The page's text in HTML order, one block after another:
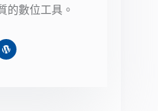
的數位工具。